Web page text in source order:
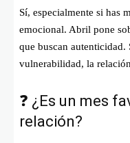
Sí, especialmente si has
emocional. Abril pone
que buscan
vulnerabilidad, la
❓ ¿Es un mes
relación?